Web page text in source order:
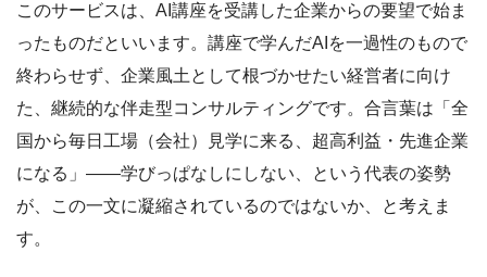
このサービスは、AI講座を受講した企業からの要望で始ま
ったものだといいます。講座で学んだAIを一過性のもので
終わらせず、企業風土として根づかせたい経営者に向け
た、継続的な伴走型コンサルティングです。合言葉は「全
国から毎日工場（会社）見学に来る、超高利益・先進企業
になる」――学びっぱなしにしない、という代表の姿勢
が、この一文に凝縮されているのではないか、と考えま
す。